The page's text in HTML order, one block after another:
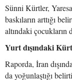
Sünni Kürtler,
baskıların arttığı
altındaki
Yurt dışındaki
Raporda, İran
da yoğunlaştığı